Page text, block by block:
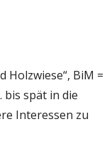
Holzwiese“, BiM =
bis spät in die
Interessen zu